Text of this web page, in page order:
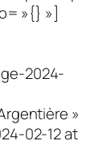
»{} »]
2024-
»
02-12 at